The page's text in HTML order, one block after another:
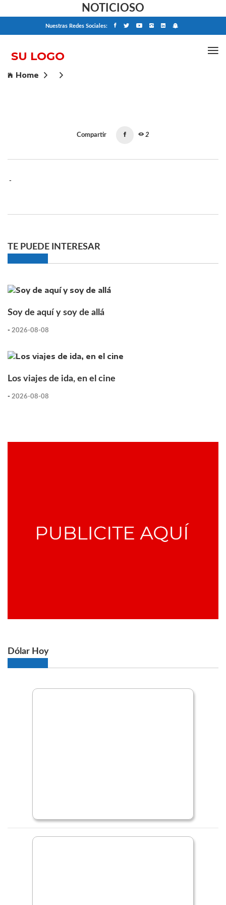
NOTICIOSO
Nuestras Redes Sociales:
Home
Compartir 2
-
TE PUEDE INTERESAR
Soy de aquí y soy de allá
- 2026-08-08
Los viajes de ida, en el cine
- 2026-08-08
Dólar Hoy